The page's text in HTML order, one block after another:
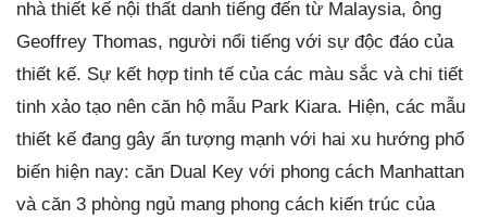
nhà thiết kế nội thất danh tiếng đến từ Malaysia, ông
Geoffrey Thomas, người nổi tiếng với sự độc đáo của
thiết kế. Sự kết hợp tinh tế của các màu sắc và chi tiết
tinh xảo tạo nên căn hộ mẫu Park Kiara. Hiện, các mẫu
thiết kế đang gây ấn tượng mạnh với hai xu hướng phổ
biến hiện nay: căn Dual Key với phong cách Manhattan
và căn 3 phòng ngủ mang phong cách kiến trúc của